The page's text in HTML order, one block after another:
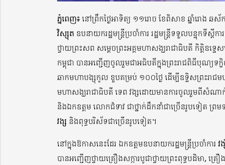
ភ្នំពេញ៖នៅព្រឹកថ្ងៃអាទិត្យ ១១រោច ខែពិសាខ ឆ្នាំរោង
វិស្សុត ឧបនាយករដ្ឋមន្ត្រីប្រចាំការ រដ្ឋមន្ត្រីទទួលបន្ទុកទីស្
ថ្វាយព្រះសព សម្ដេចព្រះអគ្គមហាសង្ឃរាជាធិបតី កិត្តិឧទ្ទ
កម្ពុជា បានអញ្ជើញចូលរួមជាអធិបតីក្នុងព្រះរាជពិធីបុណ្យទ
ឆាកមហាបង្សុកូល ខួបគម្រប់ ១០០ថ្ងៃ ដើម្បីឧទ្ទិសព្រះរាជ
មហាសង្ឃរាជាធិបតី ទេព វង្សដោយមានការចូលរួមពីសំណា
និងឯកឧត្ដម លោកជំទាវ ជាថ្នាក់ដឹកនាំជាច្រើនរូបទៀត ព្រ
វង្ស និងពុទ្ធបរិស័ទជាច្រើនរូបទៀត។
នៅក្នុងឱកាសនេះដែរ ​ឯកឧត្ដមឧបនាយករដ្ឋមន្ត្រីប្រចាំការ វ
បានអញ្ជើញថ្វាយគ្រឿងសក្ការបូជាថ្វាយព្រះពុទ្ធបដិមា, គ្រ